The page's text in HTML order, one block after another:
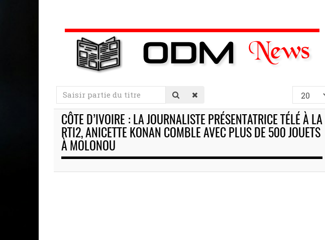
Saisir
partie
du
titre
Afficher
#
CÔTE D’IVOIRE : LA JOURNALISTE PRÉSENTATRICE TÉLÉ À LA
RTI2, ANICETTE KONAN COMBLE AVEC PLUS DE 500 JOUETS
À MOLONOU